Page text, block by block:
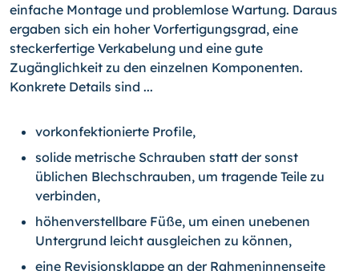
einfache Montage und problemlose Wartung. Daraus
ergaben sich ein hoher Vorfertigungsgrad, eine
steckerfertige Verkabelung und eine gute
Zugänglichkeit zu den einzelnen Komponenten.
Konkrete Details sind ...
vorkonfektionierte Profile,
solide metrische Schrauben statt der sonst
üblichen Blechschrauben, um tragende Teile zu
verbinden,
höhenverstellbare Füße, um einen unebenen
Untergrund leicht ausgleichen zu können,
eine Revisionsklappe an der Rahmeninnenseite